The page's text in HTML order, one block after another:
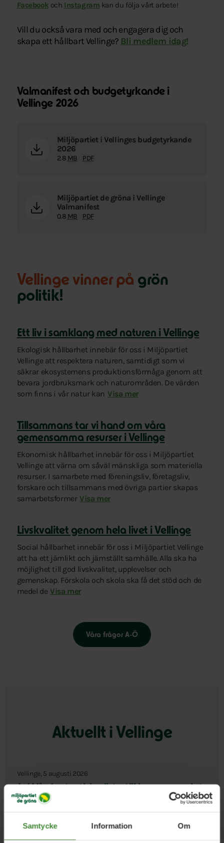
Samtycke Information Om
Facebook och Instagram kan du följa vårt arbete!
Vill du också vara med och engagera dig och
skapa ett hållbart Vellinge? Bli medlem idag!
Valmanifest och budgetyrkande i
Vellinge 2026
Miljöpartiet i Vellinges budgetyrkande
2026
2.8 MB PDF
Miljöpartiet de gröna i Vellinge
Valmanifest
0.8 MB PDF
Vellinge vinner på grön
politik!
Ett liv i samklang med naturen i Vellinge
Ekologisk hållbarhet innebär för oss i Miljöpartiet
Vellinge att respektera naturen, samtidigt som vi
säkrar ekosystemens produktionsförmåga genom att
bevara jordbruksmark och naturområden. De värden
som finns i vår natur kan inte köpas för pengar. Vi vill ta
Visa mer
Tillsammans tar vi hand om våra
gemensamma resurser i Vellinge
Ekonomisk hållbarhet innebär för oss i Miljöpartiet
Vellinge att värna om såväl mänskliga som materiella
resurser. I samarbete med föreningsliv, företagsliv,
forskare och tillsammans med övriga partier skapas
samarbetsformerför att möjliggöra långsiktighet i
Visa mer
Livskvalitet genom hela livet i Vellinge
Social hållbarhet innebär för oss i Miljöpartiet Vellinge
att ha ett jämlikt och jämställt samhälle. Alla ska ha
möjlighet till god livskvalitet, upplevelser och
gemenskap. Förskola och skola ska få det stöd och de
medel de behöver. Medborgarna ska genom en öppen,
Visa mer
Våra frågor A-Ö
Aktuellt i Vellinge
Vellinge, 5 augusti 2026
2026
Vellinge, 3 maj 2026